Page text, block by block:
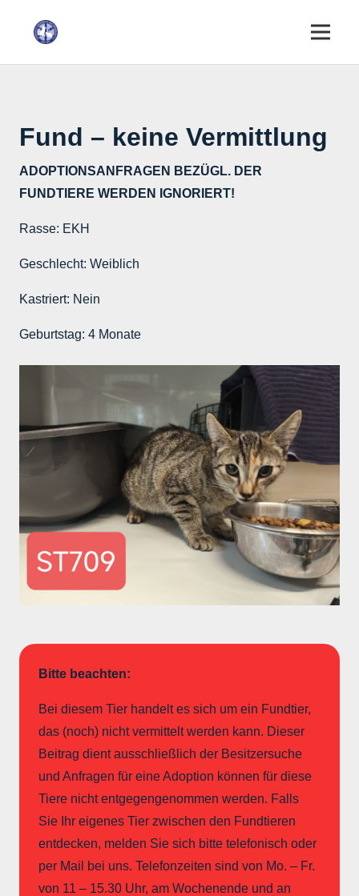
Fund – keine Vermittlung
ADOPTIONSANFRAGEN BEZÜGL. DER
FUNDTIERE WERDEN IGNORIERT!
Rasse: EKH
Geschlecht: Weiblich
Kastriert: Nein
Geburtstag: 4 Monate
Bitte beachten:
Bei diesem Tier handelt es sich um ein Fundtier,
das (noch) nicht vermittelt werden kann. Dieser
Beitrag dient ausschließlich der Besitzersuche
und Anfragen für eine Adoption können für diese
Tiere nicht entgegengenommen werden. Falls
Sie Ihr eigenes Tier zwischen den Fundtieren
entdecken, melden Sie sich bitte telefonisch oder
per Mail bei uns. Telefonzeiten sind von Mo. – Fr.
von 11 – 15.30 Uhr, am Wochenende und an